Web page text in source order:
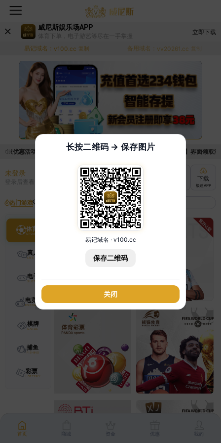
威尼斯娱乐场APP
体育下单，电子游艺等尽在一手掌握
立即下载
易记域名： v100.cc 复制 备用域名： vv20261.cc 复制
取优惠活动的手续麻烦，已新增优惠系统，现在可以前往【福利中心】界面领取
未登录
登录后查看 充值
快速到账
下载
极速APP
热门游戏
体育
真人
电子
电竞
棋牌
捕鱼
彩票
首页 商城 资金 优惠 我的
长按二维码 → 保存图片
易记域名 · v100.cc
保存二维码
关闭